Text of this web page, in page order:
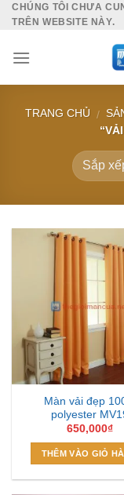
SkipCHÚNG TÔI CHƯA
TRÊN WEBSITE NÀY.
TRANG CHỦ /
Màn vải đẹp
polyester
650,000₫
THÊM VÀO GIỎ